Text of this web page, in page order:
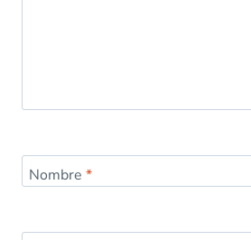
Nombre *